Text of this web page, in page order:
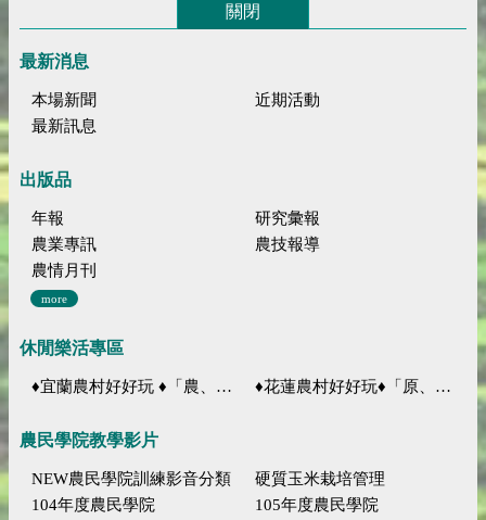
關閉
最新消息
本場新聞
近期活動
最新訊息
出版品
年報
研究彙報
農業專訊
農技報導
農情月刊
more
休閒樂活專區
♦宜蘭農村好好玩 ♦「農、藝、山、水」四條遊程推薦 ♦花蓮農村好好玩♦「原、生、慢、活」四條遊程推薦
農民學院教學影片
NEW農民學院訓練影音分類
硬質玉米栽培管理
104年度農民學院
105年度農民學院